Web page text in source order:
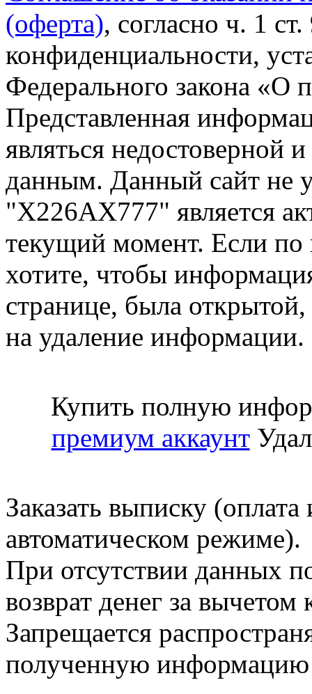
(оферта), согласно ч. 1
конфиденциальности,
Федерального закона «О
Представленная
являться недостоверной
данным. Данный сайт не
"Х226АХ777" является
текущий момент. Если
хотите, чтобы
странице, была открытой,
на удаление информации.
Купить полную
премиум аккаунт
Заказать выписку
автоматическом режиме).
При отсутствии данных
возврат денег за
Запрещается
полученную информацию